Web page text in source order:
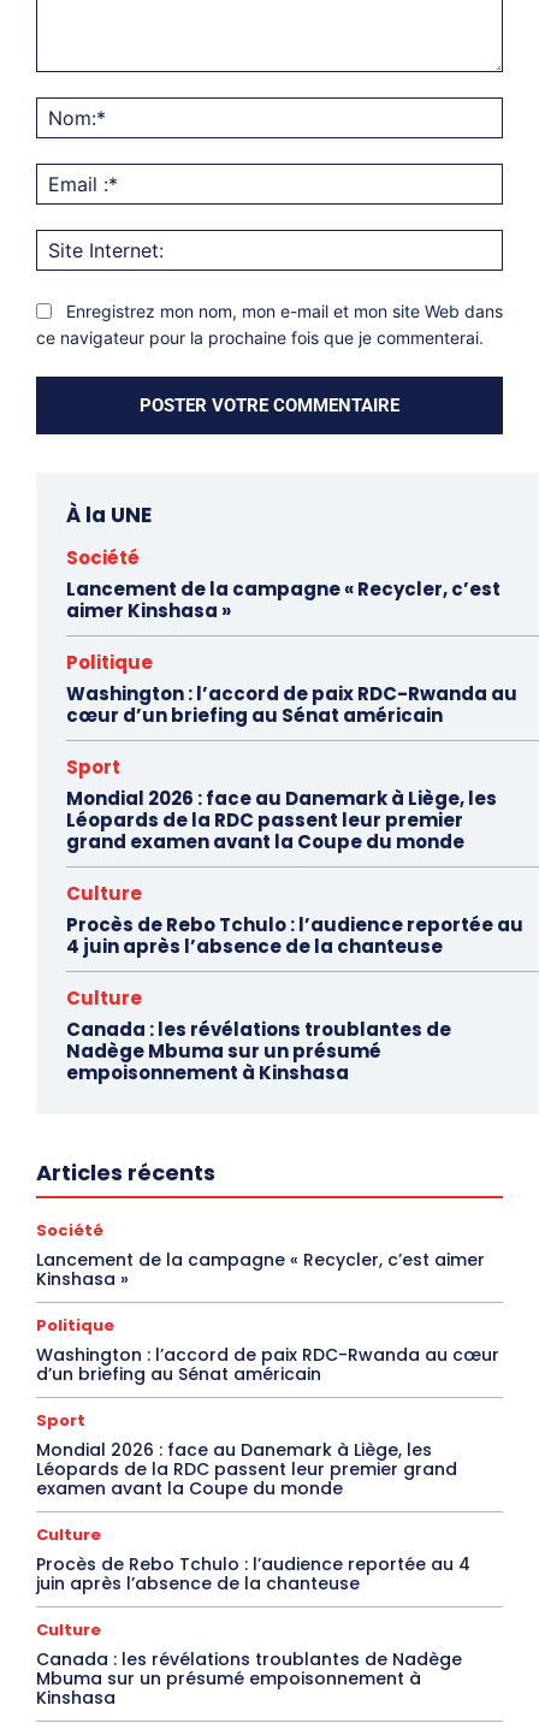
:*
Enregistrez mon nom, mon e-mail et mon site Web dans
ce navigateur pour la prochaine fois que je commenterai.
À la UNE
Société
Lancement de la campagne « Recycler, c’est
aimer Kinshasa »
Politique
Washington : l’accord de paix RDC-Rwanda au
cœur d’un briefing au Sénat américain
Sport
Mondial 2026 : face au Danemark à Liège, les
Léopards de la RDC passent leur premier
grand examen avant la Coupe du monde
Culture
Procès de Rebo Tchulo : l’audience reportée au
4 juin après l’absence de la chanteuse
Culture
Canada : les révélations troublantes de
Nadège Mbuma sur un présumé
empoisonnement à Kinshasa
Articles récents
Société
Lancement de la campagne « Recycler, c’est aimer
Kinshasa »
Politique
Washington : l’accord de paix RDC-Rwanda au cœur
d’un briefing au Sénat américain
Sport
Mondial 2026 : face au Danemark à Liège, les
Léopards de la RDC passent leur premier grand
examen avant la Coupe du monde
Culture
Procès de Rebo Tchulo : l’audience reportée au 4
juin après l’absence de la chanteuse
Culture
Canada : les révélations troublantes de Nadège
Mbuma sur un présumé empoisonnement à
Kinshasa